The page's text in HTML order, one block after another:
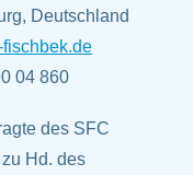
Deutschland
04 860
des SFC
Hd. des